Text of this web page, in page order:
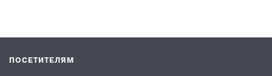
ПОСЕТИТЕЛЯМ